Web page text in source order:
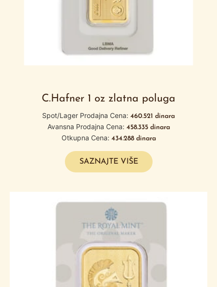
C.Hafner 1 oz zlatna poluga
Spot/Lager Prodajna Cena: 460.521 dinara
Avansna Prodajna Cena: 458.335 dinara
Otkupna Cena: 434.288 dinara
SAZNAJTE VIŠE